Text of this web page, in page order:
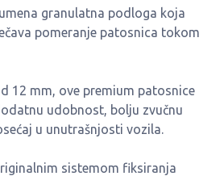
granulatna podloga koja
pomeranje patosnica tokom
12 mm, ove premium patosnice
udobnost, bolju zvučnu
u unutrašnjosti vozila.
sistemom fiksiranja